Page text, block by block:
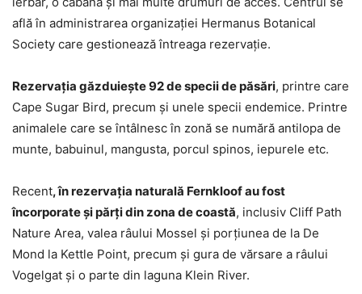
află în administrarea organizaţiei Hermanus Botanical
Society care gestionează întreaga rezervaţie.
Rezervaţia găzduieşte 92 de specii de păsări, printre care
Cape Sugar Bird, precum şi unele specii endemice. Printre
animalele care se întâlnesc în zonă se numără antilopa de
munte, babuinul, mangusta, porcul spinos, iepurele etc.
Recent, în rezervaţia naturală Fernkloof au fost
încorporate şi părţi din zona de coastă, inclusiv Cliff Path
Nature Area, valea râului Mossel şi porţiunea de la De
Mond la Kettle Point, precum şi gura de vărsare a râului
Vogelgat şi o parte din laguna Klein River.